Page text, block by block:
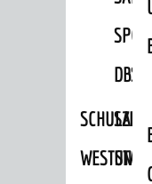
DBS
WESTSTADT
UND